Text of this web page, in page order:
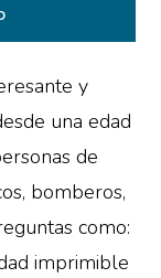
y
una edad
de
bomberos,
como:
imprimible